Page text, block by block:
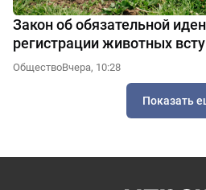
Закон об обязательной
регистрации животных
ОбществоВчера, 10:28
Показать